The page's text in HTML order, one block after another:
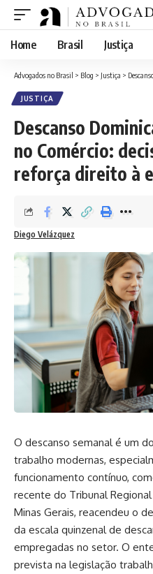
Home Brasil Justiça
Advogados no Brasil > Blog > Justiça > Descanso
JUSTIÇA
Descanso
no Comércio:
reforça direito à
Diego Velázquez
O descanso semanal é um
trabalho modernas,
funcionamento contínuo,
recente do Tribunal
Minas Gerais, reacendeu o
da escala quinzenal de
empregadas no setor. O
prevista na legislação